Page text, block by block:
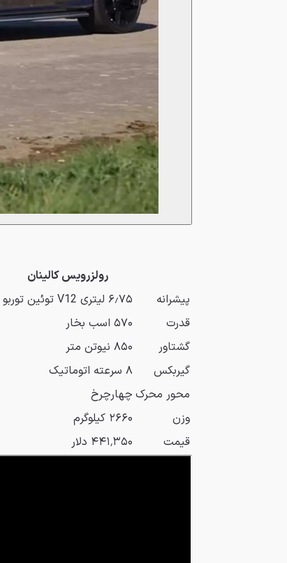
رولزرویس کالینان
پیشرانه
۶٫۷۵ لیتری V12 توئین توربو
قدرت
۵۷۰ اسب بخار
گشتاور
۸۵۰ نیوتن متر
گیربکس
۸ سرعته اتوماتیک
محور محرک چهارچرخ
وزن
۲۶۶۰ کیلوگرم
قیمت
۴۴۱٬۳۵۰ دلار